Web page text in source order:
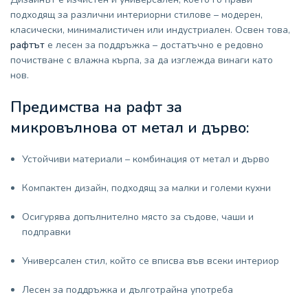
подходящ за различни интериорни стилове – модерен,
класически, минималистичен или индустриален. Освен това,
рафтът е лесен за поддръжка – достатъчно е редовно
почистване с влажна кърпа, за да изглежда винаги като
нов.
Предимства на рафт за
микровълнова от метал и дърво:
Устойчиви материали – комбинация от метал и дърво
Компактен дизайн, подходящ за малки и големи кухни
Осигурява допълнително място за съдове, чаши и
подправки
Универсален стил, който се вписва във всеки интериор
Лесен за поддръжка и дълготрайна употреба